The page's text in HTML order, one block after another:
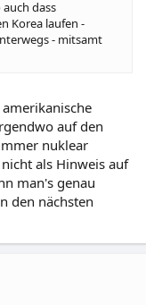
dass
Korea laufen -
- mitsamt
auf den
nuklear
als Hinweis auf
man's genau
den nächsten